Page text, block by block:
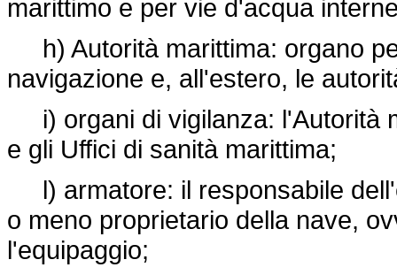
marittimo e per vie d'acqua
h) Autorità marittima: organo
navigazione e, all'estero, le
i) organi di vigilanza: l'Autorità
e gli Uffici di sanità marittima;
l) armatore: il responsabile
o meno proprietario della nave,
l'equipaggio;